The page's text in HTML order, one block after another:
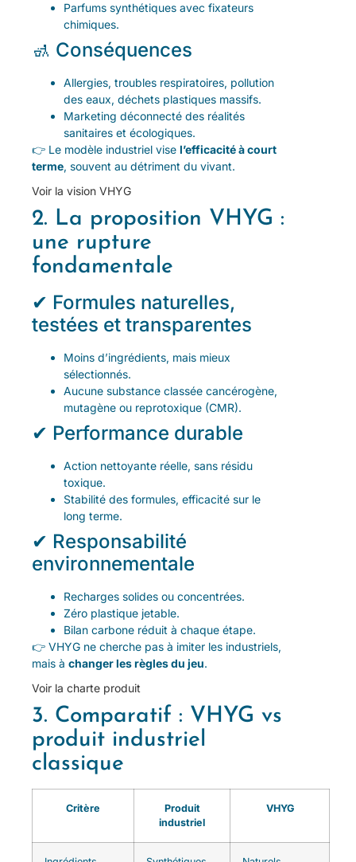
Parfums synthétiques avec fixateurs
chimiques.
🚮 Conséquences
Allergies, troubles respiratoires, pollution
des eaux, déchets plastiques massifs.
Marketing déconnecté des réalités
sanitaires et écologiques.
👉 Le modèle industriel vise l’efficacité à court
terme, souvent au détriment du vivant.
Voir la vision VHYG
2. La proposition VHYG :
une rupture
fondamentale
✔ Formules naturelles,
testées et transparentes
Moins d’ingrédients, mais mieux
sélectionnés.
Aucune substance classée cancérogène,
mutagène ou reprotoxique (CMR).
✔ Performance durable
Action nettoyante réelle, sans résidu
toxique.
Stabilité des formules, efficacité sur le
long terme.
✔ Responsabilité
environnementale
Recharges solides ou concentrées.
Zéro plastique jetable.
Bilan carbone réduit à chaque étape.
👉 VHYG ne cherche pas à imiter les industriels,
mais à changer les règles du jeu.
Voir la charte produit
3. Comparatif : VHYG vs
produit industriel
classique
Critère
Produit
industriel
VHYG